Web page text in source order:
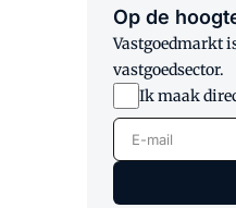
Op de
Vastgoedmarkt
vastgoedsector.
Ik maak
E-mail